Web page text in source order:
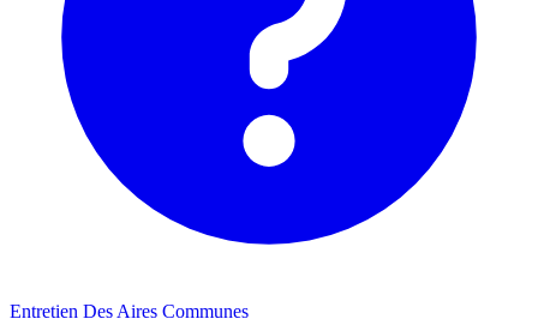
Entretien Des Aires Communes